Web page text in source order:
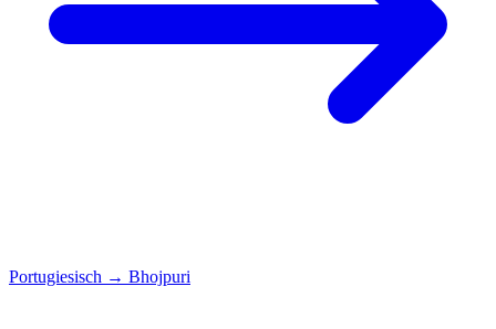
Portugiesisch → Bhojpuri